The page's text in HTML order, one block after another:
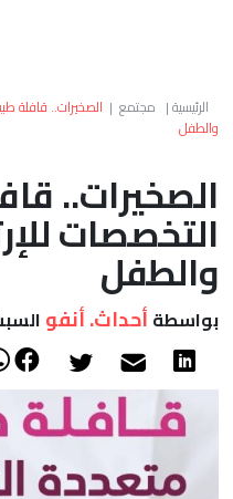
الرئيسية| مجتمع | الصخيرات.. قافلة
والطفل
الصخيرات..
التخصصات
والطفل
بواسطة أحداث. أنفو السبت 24 ديسمبر,